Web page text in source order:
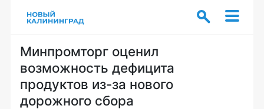
Минпромторг оценил
возможность дефицита
продуктов из-за нового
дорожного сбора